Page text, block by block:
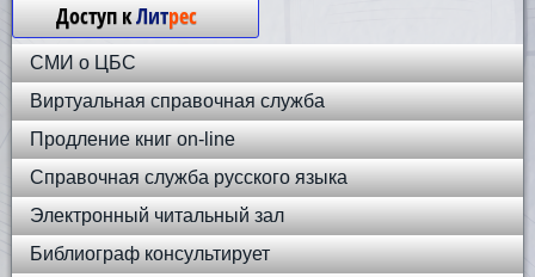
Доступ кЛитрес
СМИ о ЦБС
Виртуальная справочная служба
Продление книг on-line
Справочная служба русского языка
Электронный читальный зал
Библиограф консультирует